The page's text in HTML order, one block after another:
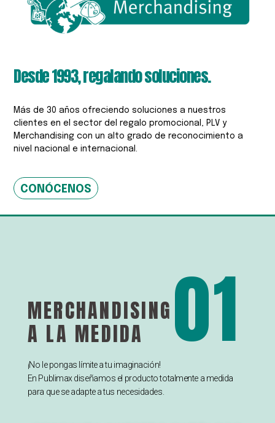
Desde 1993, regalando soluciones.
Más de 30 años ofreciendo soluciones a nuestros
clientes en el sector del regalo promocional, PLV y
Merchandising con un alto grado de reconocimiento a
nivel nacional e internacional.
CONÓCENOS
01
MERCHANDISING
A LA MEDIDA
¡No le pongas límite a tu imaginación!
En Publimax diseñamos el producto totalmente a medida
para que se adapte a tus necesidades.